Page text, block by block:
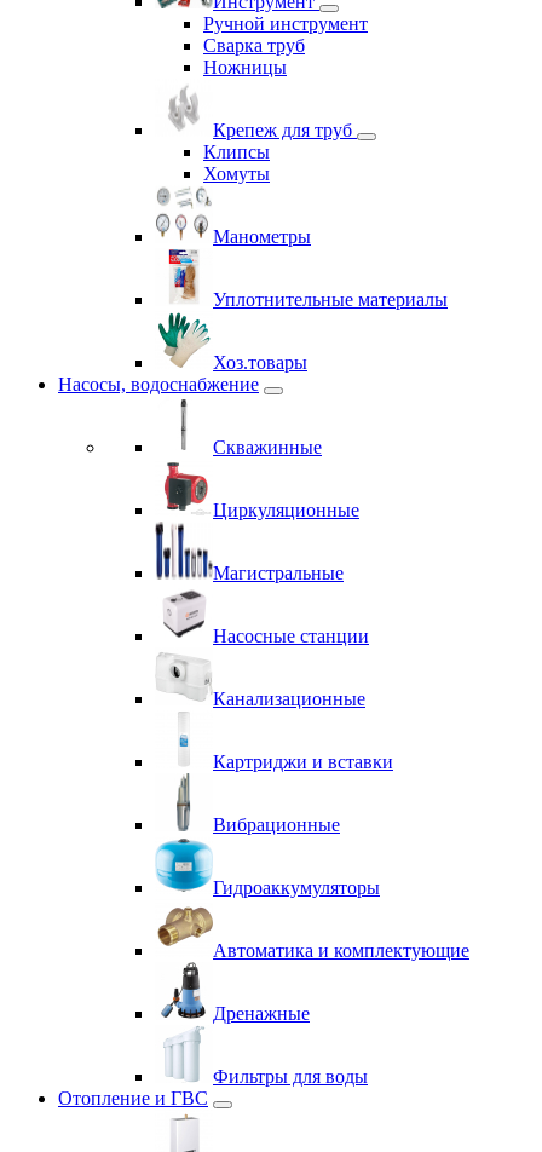
Ручной инструмент
Сварка труб
Ножницы
Крепеж для труб
Клипсы
Хомуты
Манометры
Уплотнительные материалы
Хоз.товары
Насосы, водоснабжение
Скважинные
Циркуляционные
Магистральные
Насосные станции
Канализационные
Картриджи и вставки
Вибрационные
Гидроаккумуляторы
Автоматика и комплектующие
Дренажные
Фильтры для воды
Отопление и ГВС